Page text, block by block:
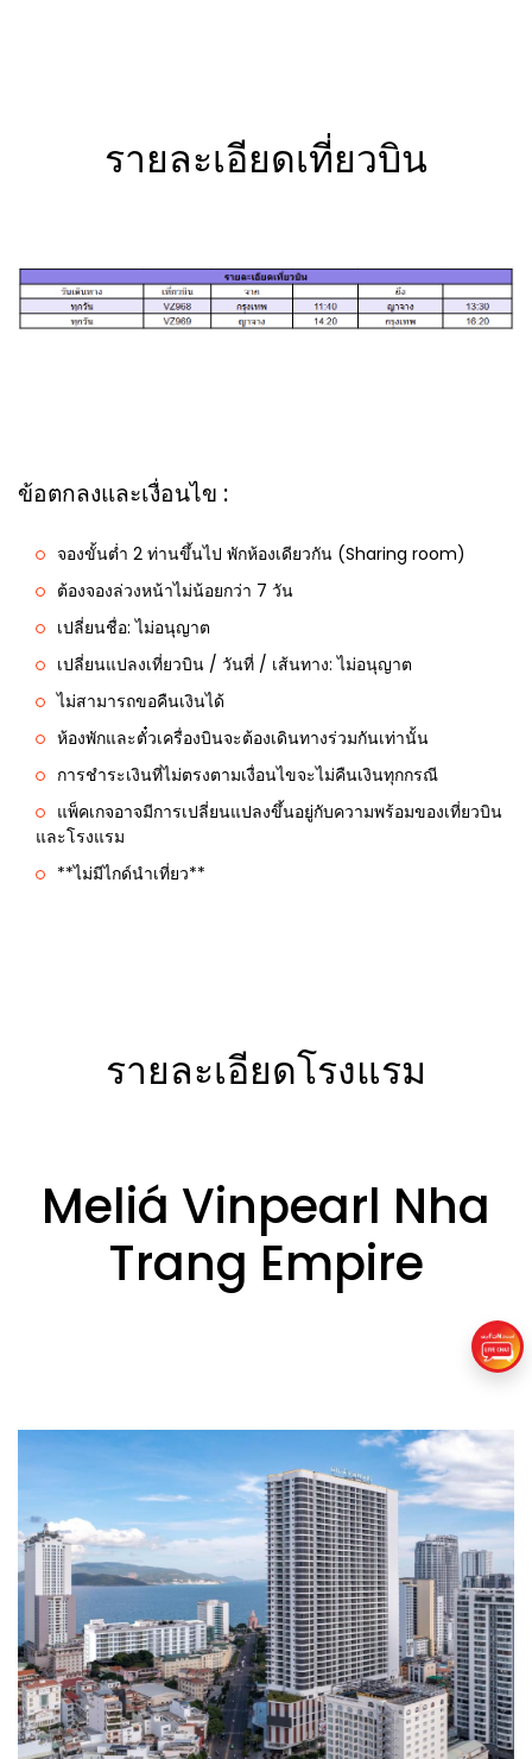
รายละเอียดเที่ยวบิน
ข้อตกลงและเงื่อนไข :
จองขั้นต่ำ 2 ท่านขึ้นไป พักห้องเดียวกัน (Sharing room)
ต้องจองล่วงหน้าไม่น้อยกว่า 7 วัน
เปลี่ยนชื่อ: ไม่อนุญาต
เปลี่ยนแปลงเที่ยวบิน / วันที่ / เส้นทาง: ไม่อนุญาต
ไม่สามารถขอคืนเงินได้
ห้องพักและตั๋วเครื่องบินจะต้องเดินทางร่วมกันเท่านั้น
การชำระเงินที่ไม่ตรงตามเงื่อนไขจะไม่คืนเงินทุกกรณี
แพ็คเกจอาจมีการเปลี่ยนแปลงขึ้นอยู่กับความพร้อมของเที่ยวบิน
และโรงแรม
**ไม่มีไกด์นำเที่ยว**
รายละเอียดโรงแรม
Meliá Vinpearl Nha
Trang Empire